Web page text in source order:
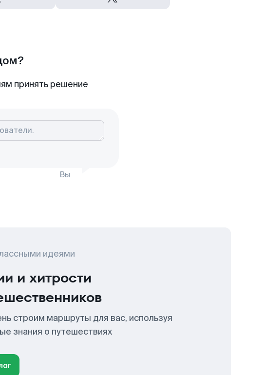
принять решение
Вы
идеями
и хитрости
строим маршруты для вас, используя
знания о путешествиях